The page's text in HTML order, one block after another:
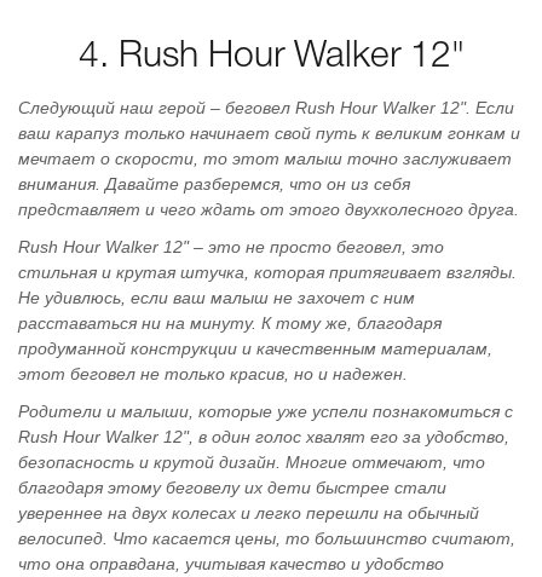
4. Rush Hour Walker 12"
Следующий наш герой – беговел Rush Hour Walker 12". Если
ваш карапуз только начинает свой путь к великим гонкам и
мечтает о скорости, то этот малыш точно заслуживает
внимания. Давайте разберемся, что он из себя
представляет и чего ждать от этого двухколесного друга.
Rush Hour Walker 12" – это не просто беговел, это
стильная и крутая штучка, которая притягивает взгляды.
Не удивлюсь, если ваш малыш не захочет с ним
расставаться ни на минуту. К тому же, благодаря
продуманной конструкции и качественным материалам,
этот беговел не только красив, но и надежен.
Родители и малыши, которые уже успели познакомиться с
Rush Hour Walker 12", в один голос хвалят его за удобство,
безопасность и крутой дизайн. Многие отмечают, что
благодаря этому беговелу их дети быстрее стали
увереннее на двух колесах и легко перешли на обычный
велосипед. Что касается цены, то большинство считают,
что она оправдана, учитывая качество и удобство